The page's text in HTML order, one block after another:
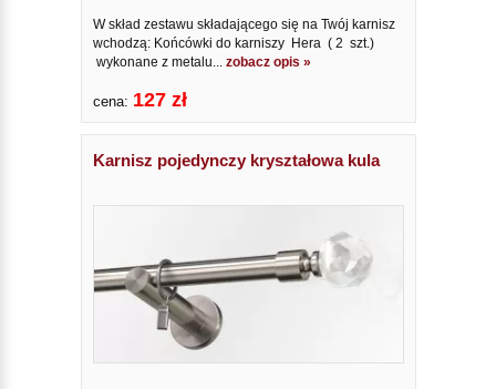
W skład zestawu składającego się na Twój karnisz
wchodzą: Końcówki do karniszy Hera ( 2 szt.)
wykonane z metalu... zobacz opis »
cena: 127 zł
Karnisz pojedynczy kryształowa kula